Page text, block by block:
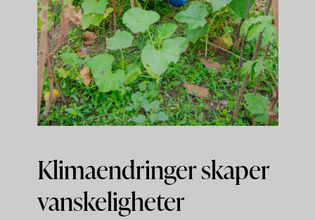
Klimaendringer skaper
vanskeligheter